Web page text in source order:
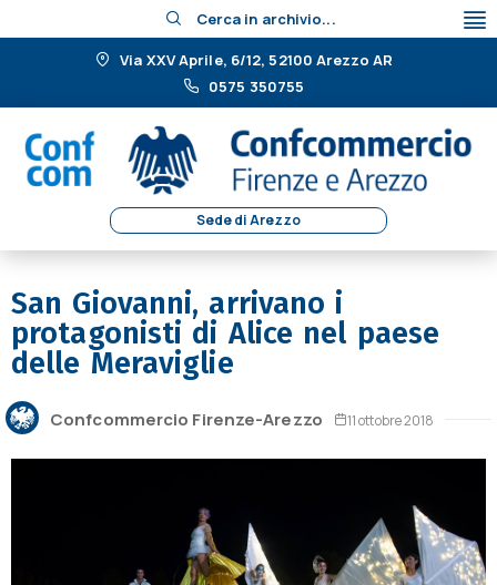
Cerca in archivio...
Via XXV Aprile, 6/12, 52100 Arezzo AR
0575 350755
Sede di Arezzo
San Giovanni, arrivano i
protagonisti di Alice nel paese
delle Meraviglie
Confcommercio Firenze-Arezzo 11 ottobre 2018